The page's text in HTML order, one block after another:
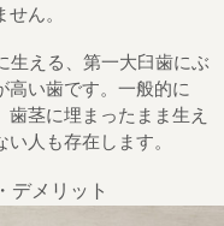
ん。
生える、第一大臼歯にぶ
高い歯です。一般的に
歯茎に埋まったまま生え
人も存在します。
デメリット